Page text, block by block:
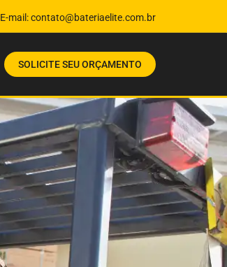
E-mail:contato@bateriaelite.com.br
SOLICITE SEU ORÇAMENTO